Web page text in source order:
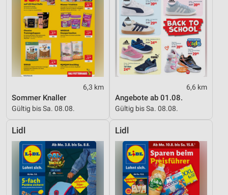
6,3 km
Sommer Knaller
Gültig bis Sa. 08.08.
6,6 km
Angebote ab 01.08.
Gültig bis Sa. 08.08.
Lidl Lidl